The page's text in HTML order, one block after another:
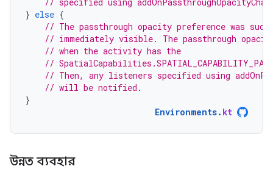
} else {
// The passthrough opacity preference was
// immediately visible. The passthrough
// when the activity has the
//
// Then, any listeners specified using
// will be notified.
}
Environments. kt
উন্নত ব্যবহার